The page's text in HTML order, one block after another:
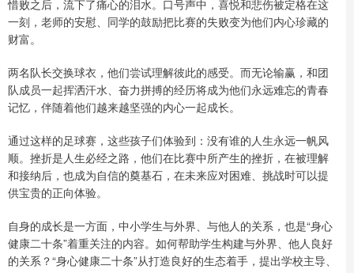
惜败之后，流下了痛心的泪水。口号声中，喜悦和悲伤被定格在这
一刻，老师的安慰、同学的鼓励把比赛的失败变为他们内心珍藏的
财富。
两名队长交换球衣，他们尝试理解彼此的感受。而无论输赢，和团
队成员一起挥洒汗水、奋力拼搏的经历将成为他们永远难忘的青春
记忆，伴随着他们越来越坚强的内心一起成长。
通过这样的足球赛，这些孩子们体验到：没有谁的人生永远一帆风
顺。挫折是人生必经之路，他们在比赛中所产生的挫折，在被理解
和接纳后，也成为自信的奠基石，在未来应对困难、挑战时可以提
供宝贵的正向体验。
自身的成长是一方面，中小学生与外界、与他人的关系，也是“身心
健康二十条”着重关注的内容。如何帮助学生构建与外界、他人良好
的关系？“身心健康二十条”从打造良好的生态着手，提出学校主导、